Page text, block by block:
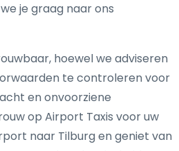
je graag naar ons
hoewel we adviseren
te controleren voor
en onvoorziene
op Airport Taxis voor uw
naar Tilburg en geniet van